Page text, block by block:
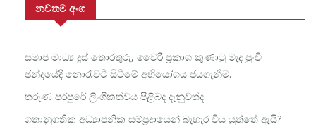
නවතම අංග
සමාජ මාධ්‍ය දුස් තොරතුරු, වෛරී ප්‍රකාශ කුණාටු මැද පුංචි
ඡන්දයේදී නොරැවටී සිටීමේ අභියෝගය ජයගැනීම.
තරුණ පරපුරේ ලිංගිකත්වය පිළිබද දැනුවත්ද
ගතානුගතික අධ්‍යාපනික සම්ප්‍රදායෙන් බැහැර විය යුත්තේ ඇයි?